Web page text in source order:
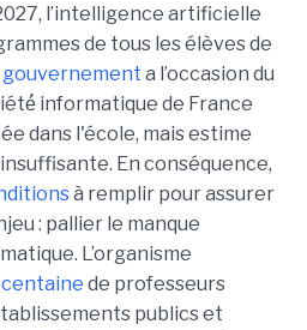
l’intelligence artificielle
de tous les élèves de
gouvernement a l’occasion du
informatique de France
dans l'école, mais estime
En conséquence,
à remplir pour assurer
: pallier le manque
L’organisme
centaine de professeurs
publics et